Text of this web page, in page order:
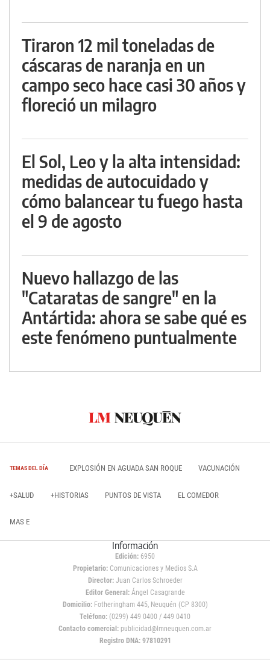
Tiraron 12 mil toneladas de
cáscaras de naranja en un
campo seco hace casi 30 años y
floreció un milagro
El Sol, Leo y la alta intensidad:
medidas de autocuidado y
cómo balancear tu fuego hasta
el 9 de agosto
Nuevo hallazgo de las
"Cataratas de sangre" en la
Antártida: ahora se sabe qué es
este fenómeno puntualmente
TEMAS DEL DÍA EXPLOSIÓN EN AGUADA SAN ROQUE VACUNACIÓN
+SALUD +HISTORIAS PUNTOS DE VISTA EL COMEDOR
MAS E
Información
Edición: 6950
Propietario:Comunicaciones y Medios S.A
Director: Juan Carlos Schroeder
Editor General:Ángel Casagrande
Domicilio:Fotheringham 445, Neuquén (CP 8300)
Teléfono: (0299) 449 0400 / 449 0410
Contacto comercial: publicidad@lmneuquen.com.ar
Registro DNA: 97810291